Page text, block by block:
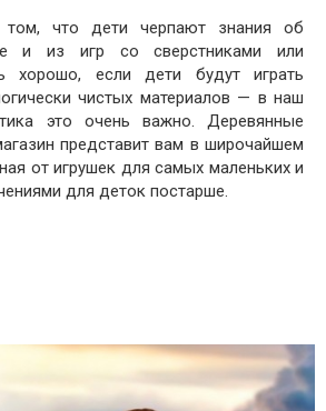
что дети черпают знания об
и из игр со сверстниками или
хорошо, если дети будут играть
чистых материалов — в наш
это очень важно. Деревянные
представит вам в широчайшем
от игрушек для самых маленьких и
для деток постарше.